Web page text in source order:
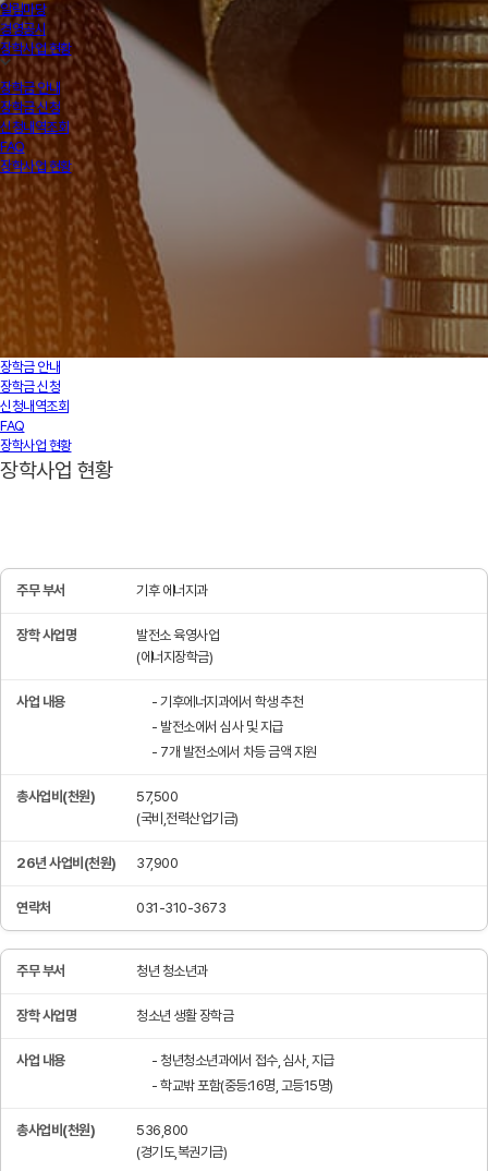
알림마당
경영공시
장학사업 현황
장학금 안내
장학금 신청
신청내역조회
FAQ
장학사업 현황
장학금 안내
장학금 신청
신청내역조회
FAQ
장학사업 현황
장학사업 현황
기후 에너지과
발전소 육영사업
(에너지장학금)
- 기후에너지과에서 학생 추천
- 발전소에서 심사 및 지급
- 7개 발전소에서 차등 금액 지원
57,500
(국비,전력산업기금)
37,900
031-310-3673
청년 청소년과
청소년 생활 장학금
- 청년청소년과에서 접수, 심사, 지급
- 학교밖 포함(중등:16명, 고등15명)
536,800
(경기도,복권기금)